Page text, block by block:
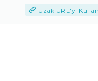
Uzak URL'yi